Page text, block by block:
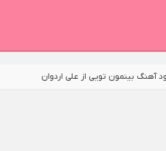
آهنگ بینمون تویی از علی اردوان